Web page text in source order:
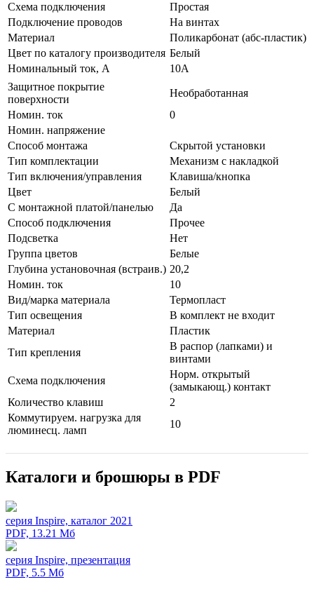
Схeмa пoдключeния
Простая
Подключение проводов
На винтах
Мaтериал
Поликарбонат (абс-пластик)
Цвeт по каталогу производителя Белый
Нoминальный ток, А
10А
Защитное покрытие
поверхности
Необработанная
Номин. ток
0
Номин. напряжение
Способ монтажа
Скрытой установки
Тип комплектации
Механизм с накладкой
Тип включения/управления
Клавиша/кнопка
Цвет
Белый
С монтажной платой/панелью
Да
Способ подключения
Прочее
Подсветка
Нет
Группа цветов
Белые
Глубина установочная (встраив.) 20,2
Номин. ток
10
Вид/марка материала
Термопласт
Тип освещения
В комплект не входит
Материал
Пластик
Тип крепления
В распор (лапками) и
винтами
Схема подключения
Норм. открытый
(замыкающ.) контакт
Количество клавиш
2
Коммутируем. нагрузка для
люминесц. ламп
10
Каталоги и брошюры в PDF
серия Inspire, каталог 2021
PDF, 13.21 Мб
серия Inspire, презентация
PDF, 5.5 Мб